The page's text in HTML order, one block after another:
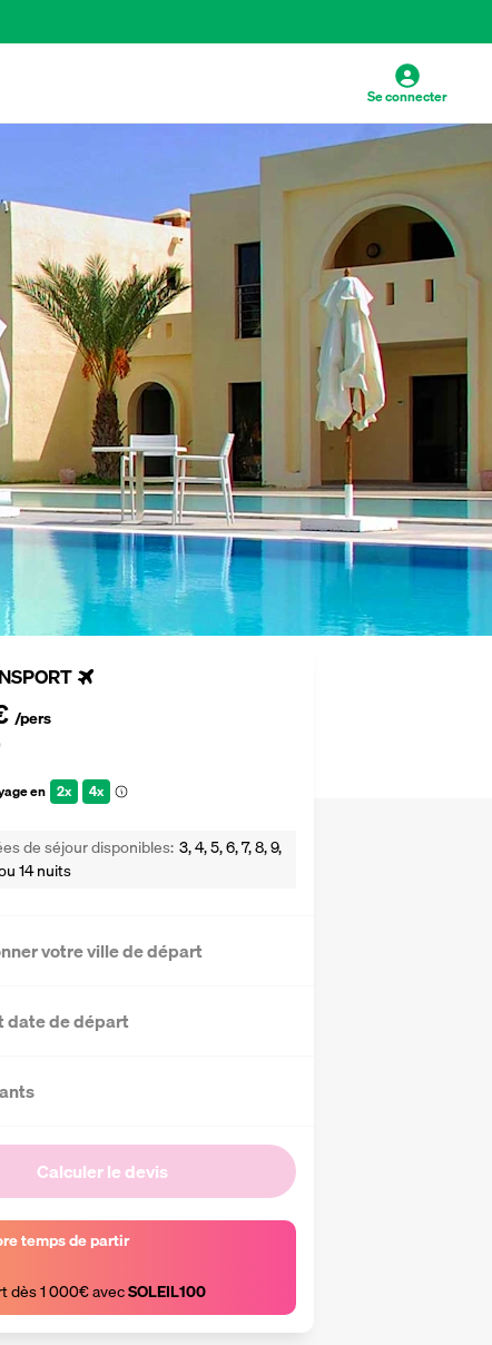
Se connecter
/pers
en 2x 4x
de séjour disponibles 3, 4, 5, 6, 7, 8, 9,
ou 14 nuits
votre ville de départ
date de départ
Calculer le devis
temps de partir
dès 1 000€ avec SOLEIL100